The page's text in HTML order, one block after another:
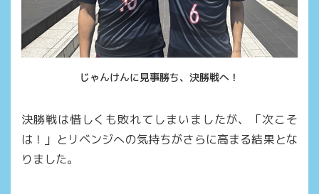
じゃんけんに見事勝ち、決勝戦へ！
決勝戦は惜しくも敗れてしまいましたが、「次こそ
は！」とリベンジへの気持ちがさらに高まる結果とな
りました。